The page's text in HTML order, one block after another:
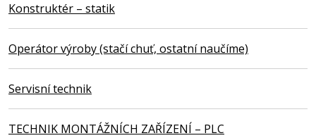
Konstruktér – statik
Operátor výroby (stačí chuť, ostatní naučíme)
Servisní technik
TECHNIK MONTÁŽNÍCH ZAŘÍZENÍ – PLC